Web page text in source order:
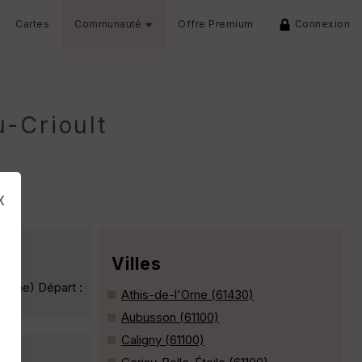
Cartes Communauté Offre Premium Connexion
Crioult
Départ :
Villes
Athis-de-l'Orne (61430)
Aubusson (61100)
Caligny (61100)